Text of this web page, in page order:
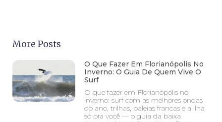
More Posts
O Que Fazer Em Florianópolis No
Inverno: O Guia De Quem Vive O
Surf
O que fazer em Florianópolis no
inverno: surf com as melhores ondas
do ano, trilhas, baleias francas e a ilha
só pra você — o guia da baixa